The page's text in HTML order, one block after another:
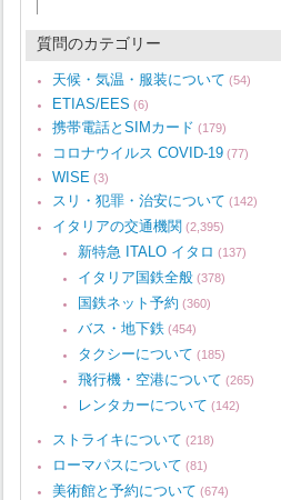
質問のカテゴリー
天候・気温・服装について (54)
ETIAS/EES (6)
携帯電話とSIMカード (179)
コロナウイルス COVID-19 (77)
WISE (3)
スリ・犯罪・治安について (142)
イタリアの交通機関 (2,395)
新特急 ITALO イタロ (137)
イタリア国鉄全般 (378)
国鉄ネット予約 (360)
バス・地下鉄 (454)
タクシーについて (185)
飛行機・空港について (265)
レンタカーについて (142)
ストライキについて (218)
ローマパスについて (81)
美術館と予約について (674)